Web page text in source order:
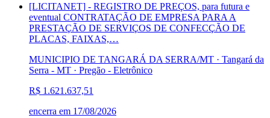
[LICITANET] - REGISTRO DE PREÇOS, para futura e
eventual CONTRATAÇÃO DE EMPRESA PARA A
PRESTAÇÃO DE SERVIÇOS DE CONFECÇÃO DE
PLACAS, FAIXAS,…
MUNICIPIO DE TANGARÁ DA SERRA/MT · Tangará da
Serra - MT · Pregão - Eletrônico
R$ 1.621.637,51
encerra em 17/08/2026